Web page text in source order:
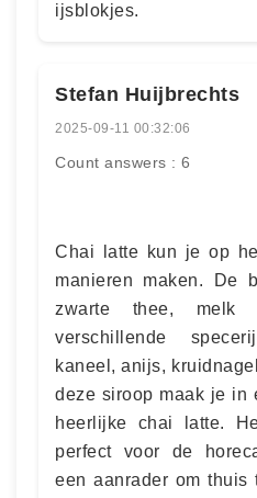
ijsblokjes.
Stefan Huijbrechts
2025-09-11 00:32:06
Count answers : 6
Chai latte kun je op
manieren maken. De
zwarte thee,
verschillende
kaneel, anijs,
deze siroop maak je in
heerlijke chai latte.
perfect voor de
een aanrader om thuis